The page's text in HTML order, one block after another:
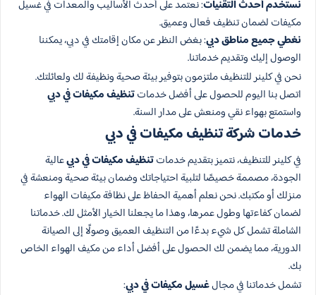
نستخدم أحدث التقنيات: نعتمد على أحدث الأساليب والمعدات في غسيل
مكيفات لضمان تنظيف فعال وعميق.
نغطي جميع مناطق دبي: بغض النظر عن مكان إقامتك في دبي، يمكننا
الوصول إليك وتقديم خدماتنا.
نحن في كلينر للتنظيف ملتزمون بتوفير بيئة صحية ونظيفة لك ولعائلتك.
اتصل بنا اليوم للحصول على أفضل خدماتتنظيف مكيفات في دبي
واستمتع بهواء نقي ومنعش على مدار السنة.
خدمات شركة تنظيف مكيفات في دبي
في كلينر للتنظيف، نتميز بتقديم خدماتتنظيف مكيفات في دبيعالية
الجودة، مصممة خصيصًا لتلبية احتياجاتك وضمان بيئة صحية ومنعشة في
منزلك أو مكتبك. نحن نعلم أهمية الحفاظ على نظافة مكيفات الهواء
لضمان كفاءتها وطول عمرها، وهذا ما يجعلنا الخيار الأمثل لك. خدماتنا
الشاملة تشمل كل شيء بدءًا من التنظيف العميق وصولًا إلى الصيانة
الدورية، مما يضمن لك الحصول على أفضل أداء من مكيف الهواء الخاص
بك.
تشمل خدماتنا في مجالغسيل مكيفات في دبي: